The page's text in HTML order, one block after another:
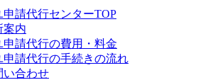
請代行センターTOP
案内
請代行の費用・料金
申請代行の手続きの流れ
い合わせ